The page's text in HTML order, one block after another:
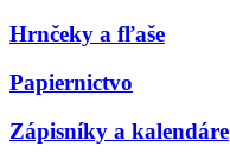
Hrnčeky a fľaše
Papiernictvo
Zápisníky a kalendáre